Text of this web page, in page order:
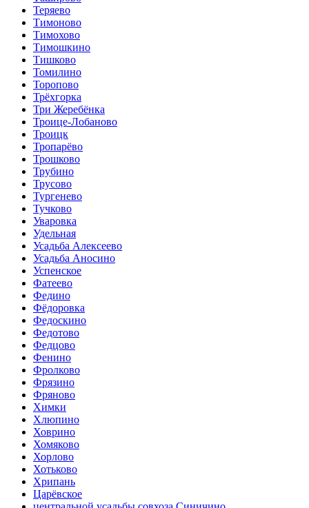
Теряево
Тимоново
Тимохово
Тимошкино
Тишково
Томилино
Торопово
Трёхгорка
Три Жеребёнка
Троице-Лобаново
Троицк
Тропарёво
Трошково
Трубино
Трусово
Тургенево
Тучково
Уваровка
Удельная
Усадьба Алексеево
Усадьба Аносино
Успенское
Фатеево
Федино
Фёдоровка
Федоскино
Федотово
Федцово
Фенино
Фролково
Фрязино
Фряново
Химки
Хлюпино
Ховрино
Хомяково
Хорлово
Хотьково
Хрипань
Царёвское